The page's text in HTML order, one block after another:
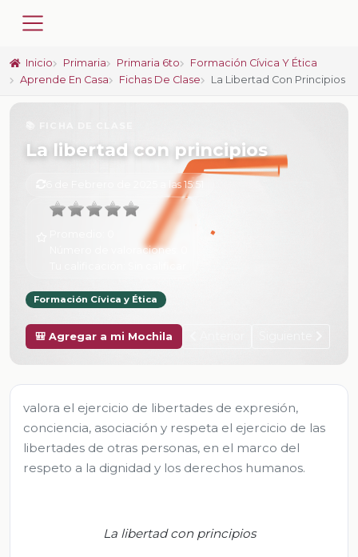
Inicio Primaria Primaria 6to
Formación Cívica Y Ética
Aprende En Casa
Fichas De Clase La Libertad Con Principios
La libertad con principios
6 de Febrero de 2025 a las 15:51
Número de valoraciones:
Formación Cívica y Ética
🎒 Agregar a mi Mochila
valora el ejercicio de libertades de expresión,
conciencia, asociación y respeta el ejercicio de las
libertades de otras personas, en el marco del
respeto a la dignidad y los derechos humanos.
La libertad con principios